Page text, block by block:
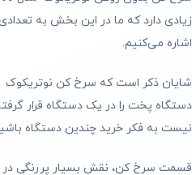
زیادی دارد که ما در این بخش به
اشاره می‌کنیم.
شایان ذکر است که سرخ کن نوتریکوک
دستگاه پخت را در یک دستگاه قرار
نیست به فکر خرید چندین دستگاه
قسمت سرخ کن، نقش بسیار پررنگی در